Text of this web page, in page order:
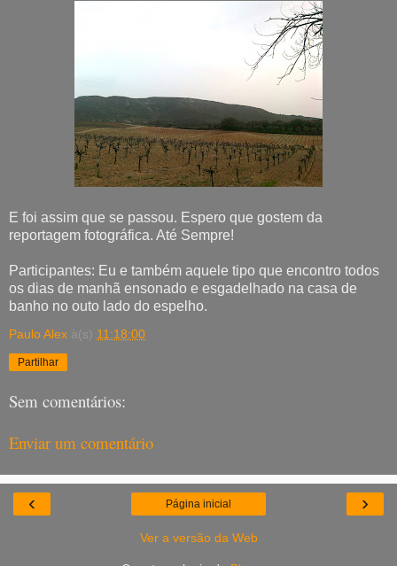
E foi assim que se passou. Espero que gostem da
reportagem fotográfica. Até Sempre!
Participantes: Eu e também aquele tipo que encontro todos
os dias de manhã ensonado e esgadelhado na casa de
banho no outo lado do espelho.
Paulo Alex à(s) 11:18:00
Partilhar
Sem comentários:
Enviar um comentário
‹ ›
Página inicial
Ver a versão da Web